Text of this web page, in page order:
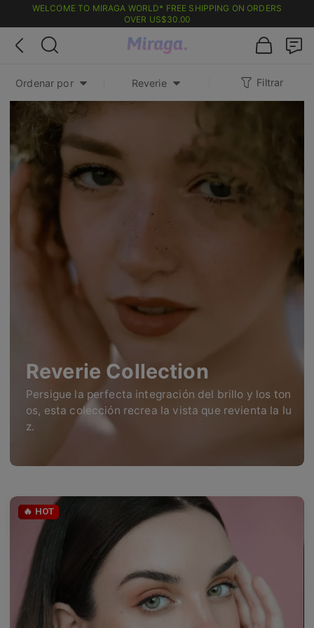
WELCOME TO MIRAGA WORLD* FREE SHIPPING ON ORDERS
OVER US$30.00
Ordenar por Reverie Filtrar
Reverie Collection
Persigue la perfecta integración del brillo y los ton
os, esta colección recrea la vista que revienta la lu
z.
🔥 HOT